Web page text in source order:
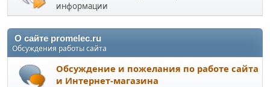
информации
О сайте promelec.ru
Обсуждения работы сайта
Обсуждение и пожелания по работе сайта
и Интернет-магазина